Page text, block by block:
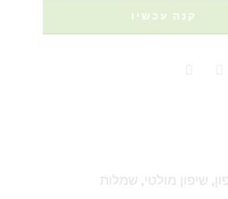
קנה עכשיו
, שיפון מולטי , שמלות